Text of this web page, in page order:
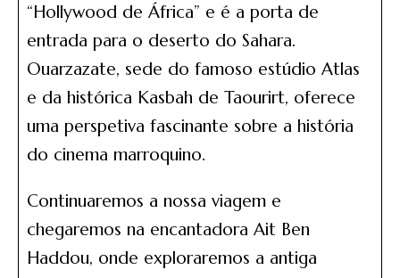
“Hollywood de África” e é a porta de
entrada para o deserto do Sahara.
Ouarzazate, sede do famoso estúdio Atlas
e da histórica Kasbah de Taourirt, oferece
uma perspetiva fascinante sobre a história
do cinema marroquino.
Continuaremos a nossa viagem e
chegaremos na encantadora Ait Ben
Haddou, onde exploraremos a antiga